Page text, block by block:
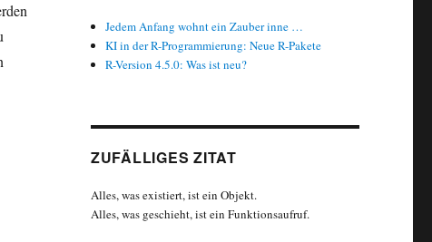
profvis“
Jedem Anfang wohnt ein Zauber inne …
KI in der R-Programmierung: Neue R-Pakete
R-Version 4.5.0: Was ist neu?
ZUFÄLLIGES ZITAT
Alles, was existiert, ist ein Objekt.
Alles, was geschieht, ist ein Funktionsaufruf.